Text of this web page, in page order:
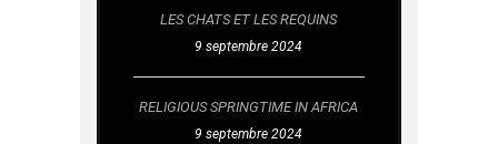
LES CHATS ET LES REQUINS
9 septembre 2024
RELIGIOUS SPRINGTIME IN AFRICA
9 septembre 2024